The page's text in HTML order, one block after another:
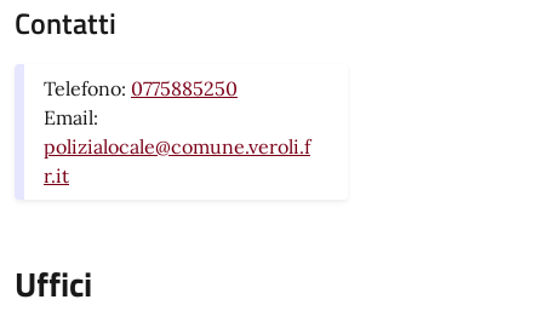
Contatti
Telefono: 0775885250
Email:
polizialocale@comune.veroli.f
r.it
Uffici